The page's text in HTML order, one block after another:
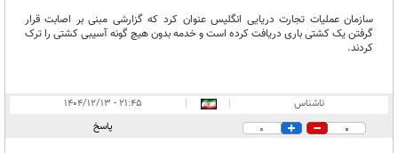
سازمان عملیات تجارت دریایی انگلیس عنوان کرد که گزارشی مبنی بر اصابت قرار
گرفتن یک کشتی باری دریافت کرده است و خدمه بدون هیچ گونه آسیبی کشتی را ترک
کردند.
ناشناس |
|
۲۱:۴۵ - ۱۴۰۴/۱۲/۱۳
0
0 پاسخ